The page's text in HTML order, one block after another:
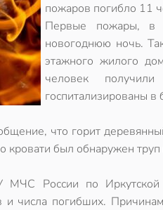
пожаров погибло 11
Первые пожары, в
новогоднюю ночь.
этажного жилого
человек
госпитализированы в
что горит
кровати был обнаружен
МЧС России по
и числа погибших.